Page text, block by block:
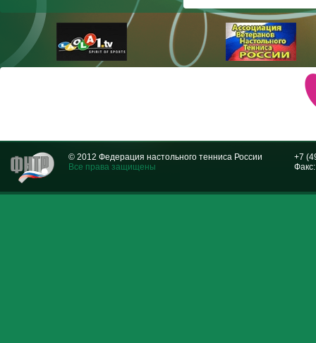
© 2012 Федерация настольного тенниса России
Все права защищены
+7